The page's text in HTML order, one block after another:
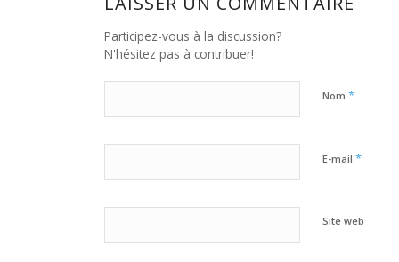
Participez-vous à la discussion?
N'hésitez pas à contribuer!
Nom*
E-mail*
Site web